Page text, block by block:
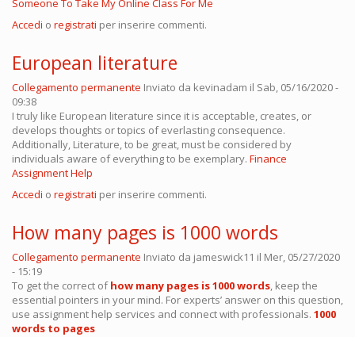
Someone To Take My Online Class For Me
Accedi o registrati per inserire commenti.
European literature
Collegamento permanente Inviato da kevinadam il Sab, 05/16/2020 -
09:38
I truly like European literature since it is acceptable, creates, or
develops thoughts or topics of everlasting consequence.
Additionally, Literature, to be great, must be considered by
individuals aware of everything to be exemplary. Finance
Assignment Help
Accedi o registrati per inserire commenti.
How many pages is 1000 words
Collegamento permanente Inviato da jameswick11 il Mer, 05/27/2020
- 15:19
To get the correct ofhow many pages is 1000 words, keep the
essential pointers in your mind. For experts’ answer on this question,
use assignment help services and connect with professionals. 1000
words to pages